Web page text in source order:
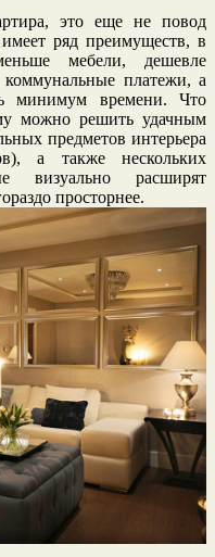
это еще не повод
ряд преимуществ, в
мебели, дешевле
платежи, а
минимум времени. Что
можно решить удачным
предметов интерьера
а также нескольких
визуально расширят
просторнее.